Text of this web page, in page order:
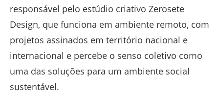
responsável pelo estúdio criativo Zerosete
Design, que funciona em ambiente remoto, com
projetos assinados em território nacional e
internacional e percebe o senso coletivo como
uma das soluções para um ambiente social
sustentável.